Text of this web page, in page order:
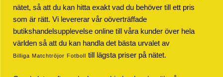
nätet, så att du kan hitta exakt vad du behöver till ett pris
som är rätt. Vi levererar vår oöverträffade
butikshandelsupplevelse online till våra kunder över hela
världen så att du kan handla det bästa urvalet av
Billiga Matchtröjor Fotboll till lägsta priser på nätet.